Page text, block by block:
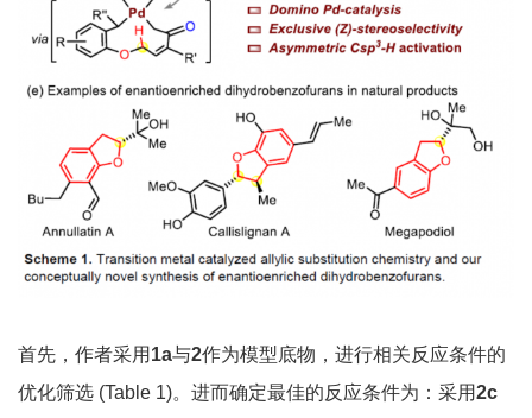
首先，作者采用 1a与2作为模型底物，进行相关反应条件的
优化筛选 (Table 1)。进而确定最佳的反应条件为：采用2c